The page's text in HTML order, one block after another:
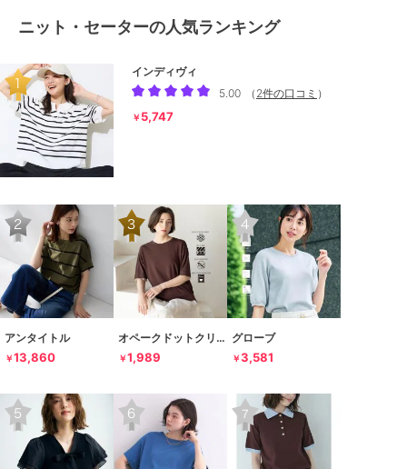
ニット・セーターの人気ランキング
インディヴィ
5.00
（ 2件の口コミ ）
￥ 5,747
アンタイトル
￥13,860
オペークドットクリップ
￥1,989
グローブ
￥3,581